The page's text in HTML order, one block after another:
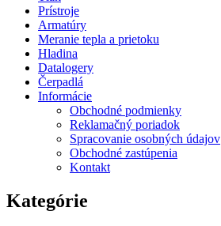
Prístroje
Armatúry
Meranie tepla a prietoku
Hladina
Datalogery
Čerpadlá
Informácie
Obchodné podmienky
Reklamačný poriadok
Spracovanie osobných údajov
Obchodné zastúpenia
Kontakt
Kategórie